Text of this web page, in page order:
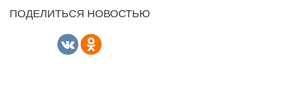
ПОДЕЛИТЬСЯ НОВОСТЬЮ